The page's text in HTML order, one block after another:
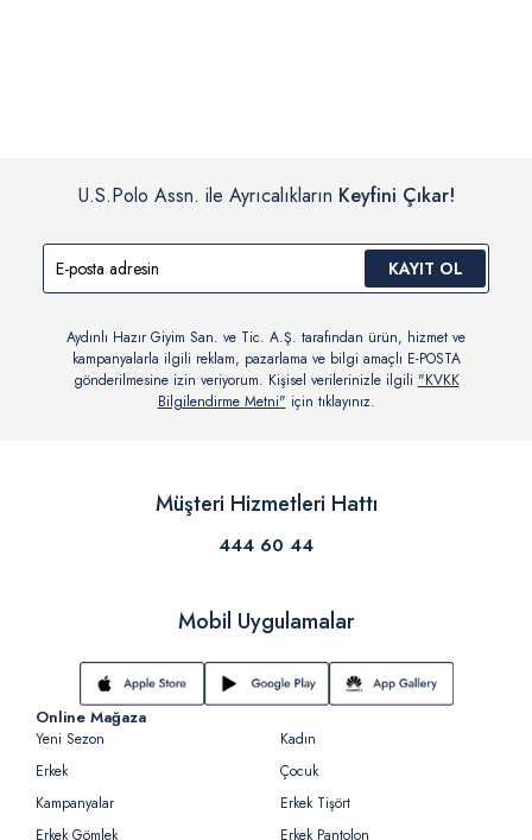
U.S.Polo Assn. ile Ayrıcalıkların Keyfini Çıkar!
KAYIT OL
Aydınlı Hazır Giyim San. ve Tic. A.Ş. tarafından ürün, hizmet ve
kampanyalarla ilgili reklam, pazarlama ve bilgi amaçlı E-POSTA
gönderilmesine izin veriyorum. Kişisel verilerinizle ilgili "KVKK
Bilgilendirme Metni" için tıklayınız.
Müşteri Hizmetleri Hattı
444 60 44
Mobil Uygulamalar
Online Mağaza
Yeni Sezon
Kadın
Erkek
Çocuk
Kampanyalar
Erkek Tişört
Erkek Gömlek
Erkek Pantolon